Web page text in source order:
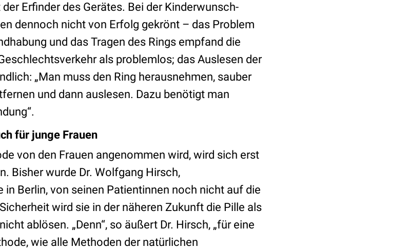
Erfinder des Gerätes. Bei der Kinderwunsch-
dennoch nicht von Erfolg gekrönt – das Problem
und das Tragen des Rings empfand die
als problemlos; das Auslesen der
„Man muss den Ring herausnehmen, sauber
und dann auslesen. Dazu benötigt man
für junge Frauen
von den Frauen angenommen wird, wird sich erst
Bisher wurde Dr. Wolfgang Hirsch,
in Berlin, von seinen Patientinnen noch nicht auf die
wird sie in der näheren Zukunft die Pille als
ablösen. „Denn“, so äußert Dr. Hirsch, „für eine
wie alle Methoden der natürlichen